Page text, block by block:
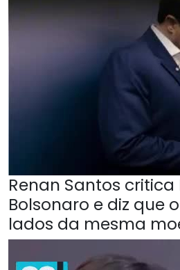
Renan Santos critica
Bolsonaro e diz que
lados da mesma